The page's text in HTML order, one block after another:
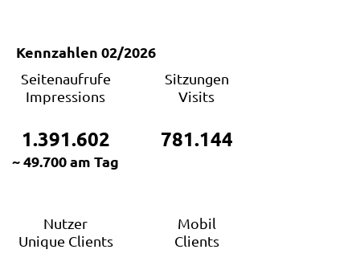
Kennzahlen 02/2026
Seitenaufrufe
Impressions
1.391.602
~ 49.700 am Tag
Sitzungen
Visits
781.144
Nutzer
Unique Clients
Mobil
Clients